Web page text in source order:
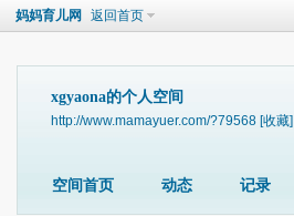
妈妈育儿网 返回首页
xgyaona的个人空间
http://www.mamayuer.com/?79568 [收藏]
空间首页 动态 记录